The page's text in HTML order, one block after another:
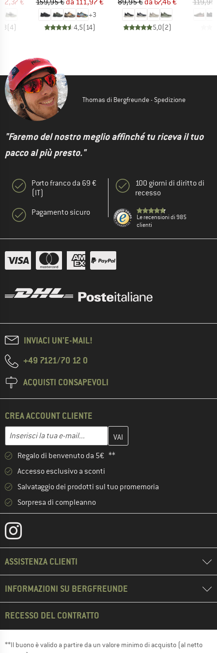
92,37 €
(4)
159,95 € da 111,97 €
+3
4,5(14)
89,95 € da 67,46 €
5,0(2)
119,95
Thomas di Bergfreunde - Spedizione
"Faremo del nostro meglio affinché tu riceva il tuo
pacco al più presto."
Porto franco da 69 €
(IT)
Pagamento sicuro
100 giorni di diritto di
recesso
Le recensioni di 985
clienti
INVIACI UN'E-MAIL!
+49 7121/70 12 0
ACQUISTI CONSAPEVOLI
CREA ACCOUNT CLIENTE
Indirizzo e-mail
Inserisci qui il tuo indirizzo e-mail e crea il tuo account cliente
Regalo di benvenuto da 5€ **
Accesso esclusivo a sconti
Salvataggio dei prodotti sul tuo promemoria
Sorpresa di compleanno
ASSISTENZA CLIENTI
INFORMAZIONI SU BERGFREUNDE
RECESSO DEL CONTRATTO
**Il buono è valido a partire da un valore minimo di acquisto (al netto